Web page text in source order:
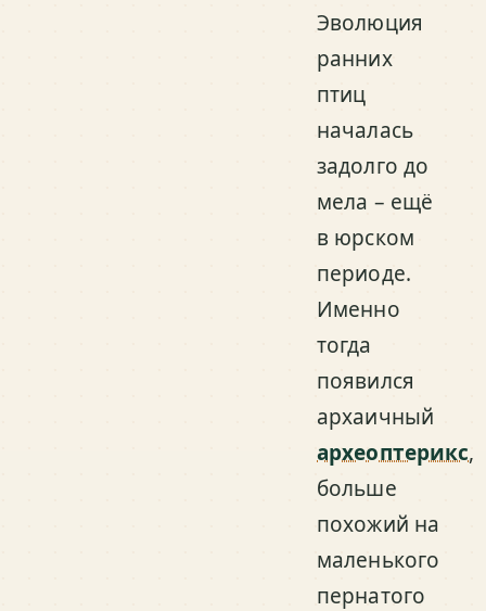
Эволюция
ранних
птиц
началась
задолго до
мела – ещё
в юрском
периоде.
Именно
тогда
появился
архаичный
археоптерикс,
больше
похожий на
маленького
пернатого